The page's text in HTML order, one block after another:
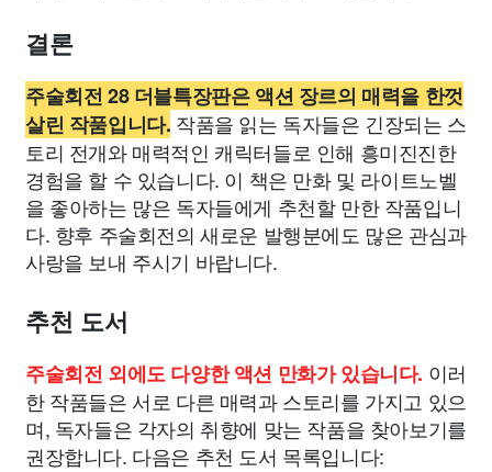
결론
주술회전 28 더블특장판은 액션 장르의 매력을 한껏
살린 작품입니다. 작품을 읽는 독자들은 긴장되는 스
토리 전개와 매력적인 캐릭터들로 인해 흥미진진한
경험을 할 수 있습니다. 이 책은 만화 및 라이트노벨
을 좋아하는 많은 독자들에게 추천할 만한 작품입니
다. 향후 주술회전의 새로운 발행분에도 많은 관심과
사랑을 보내 주시기 바랍니다.
추천 도서
주술회전 외에도 다양한 액션 만화가 있습니다. 이러
한 작품들은 서로 다른 매력과 스토리를 가지고 있으
며, 독자들은 각자의 취향에 맞는 작품을 찾아보기를
권장합니다. 다음은 추천 도서 목록입니다: